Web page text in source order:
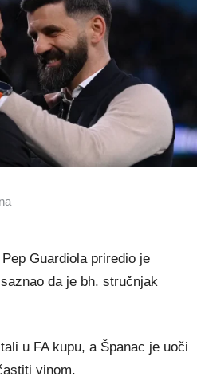
Guardiola priredio je
da je bh. stručnjak
u FA kupu, a Španac je uoči
vinom.